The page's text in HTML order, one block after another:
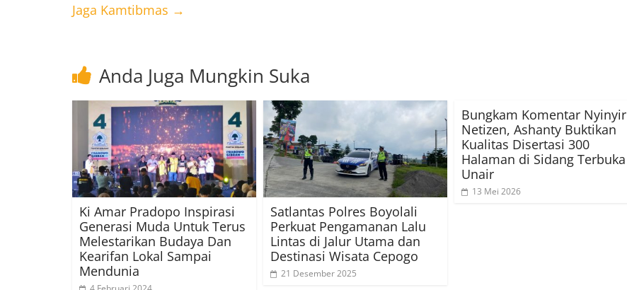
Jaga Kamtibmas →
Anda Juga Mungkin Suka
Ki Amar Pradopo Inspirasi
Generasi Muda Untuk Terus
Melestarikan Budaya Dan
Kearifan Lokal Sampai
Mendunia
Satlantas Polres Boyolali
Perkuat Pengamanan Lalu
Lintas di Jalur Utama dan
Destinasi Wisata Cepogo
21 Desember 2025
Bungkam Komentar Nyinyir
Netizen, Ashanty Buktikan
Kualitas Disertasi 300
Halaman di Sidang Terbuka
Unair
13 Mei 2026